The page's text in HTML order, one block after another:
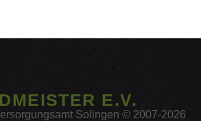
E.V.
Solingen © 2007-2026